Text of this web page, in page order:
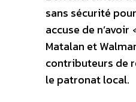
sans sécurité
accuse de n’avoir
Matalan et
contributeurs de
le patronat local.